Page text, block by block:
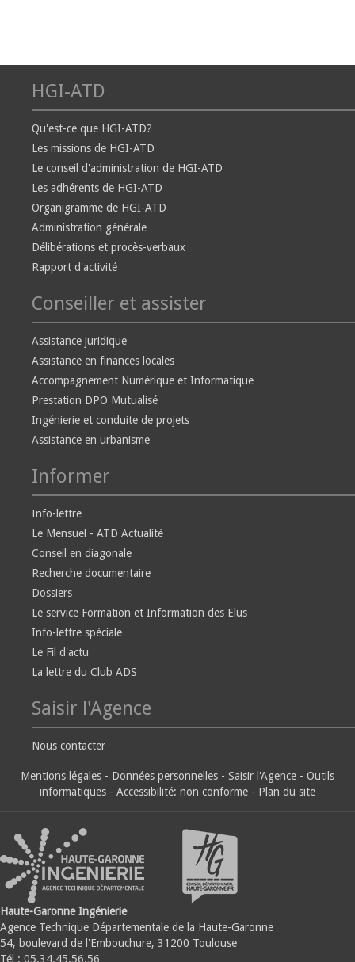
HGI-ATD
Qu'est-ce que HGI-ATD?
Les missions de HGI-ATD
Le conseil d'administration de HGI-ATD
Les adhérents de HGI-ATD
Organigramme de HGI-ATD
Administration générale
Délibérations et procès-verbaux
Rapport d'activité
Conseiller et assister
Assistance juridique
Assistance en finances locales
Accompagnement Numérique et Informatique
Prestation DPO Mutualisé
Ingénierie et conduite de projets
Assistance en urbanisme
Informer
Info-lettre
Le Mensuel - ATD Actualité
Conseil en diagonale
Recherche documentaire
Dossiers
Le service Formation et Information des Elus
Info-lettre spéciale
Le Fil d'actu
La lettre du Club ADS
Saisir l'Agence
Nous contacter
Mentions légales - Données personnelles - Saisir l'Agence - Outils
informatiques - Accessibilité: non conforme - Plan du site
Haute-Garonne Ingénierie
Agence Technique Départementale de la Haute-Garonne
54, boulevard de l'Embouchure, 31200 Toulouse
Tél : 05.34.45.56.56